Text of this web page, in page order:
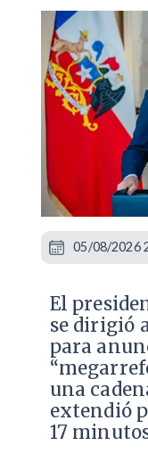
El
se dirigió
para
una
extendió
17
05/08/2026